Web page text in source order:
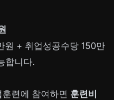
원 + 취업성공수당 150만
합니다.
련에 참여하면 훈련비